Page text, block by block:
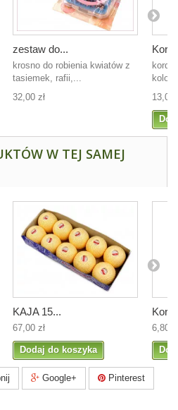
zestaw do...
krosno do robienia kwiatów z
tasiemek, rafii,...
32,00 zł
kolor
13,00
W TEJ SAMEJ
KAJA 15...
67,00 zł
Dodaj do koszyka
6,80
Google+ Pinterest